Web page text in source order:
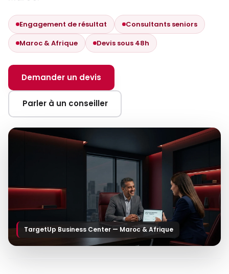
Engagement de résultat
Consultants seniors
Maroc & Afrique
Devis sous 48h
Demander un devis
Parler à un conseiller
TargetUp Business Center — Maroc & Afrique